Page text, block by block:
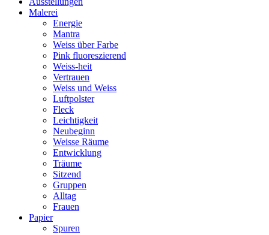
Malerei
Energie
Mantra
Weiss über Farbe
Pink fluoreszierend
Weiss-heit
Vertrauen
Weiss und Weiss
Luftpolster
Fleck
Leichtigkeit
Neubeginn
Weisse Räume
Entwicklung
Träume
Sitzend
Gruppen
Alltag
Frauen
Papier
Spuren